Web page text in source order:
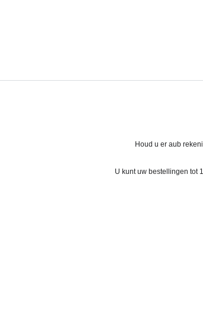
Houd u er aub
U kunt uw bestellingen tot